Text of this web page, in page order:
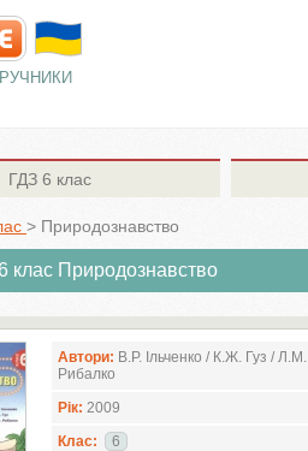
ГДЗ 6 клас
> Природознавство
клас Природознавство
Автори: В.Р. Ільченко / К.Ж. Гуз / Л.М.
Рибалко
Рік: 2009
Клас:
6